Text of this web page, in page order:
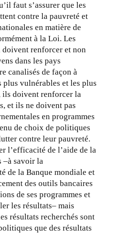
faut s’assurer que les
contre la pauvreté et
en matière de
à la Loi. Les
doivent renforcer et non
dans les pays
canalisés de façon à
vulnérables et les plus
ils doivent renforcer la
et ils ne doivent pas
en programmes
de choix de politiques
contre leur pauvreté.
l’efficacité de l’aide de la
–à savoir la
de la Banque mondiale et
des outils bancaires
de ses programmes et
les résultats– mais
résultats recherchés sont
que des résultats